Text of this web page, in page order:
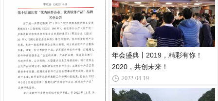
年会盛典丨2019，精彩有你！
2020，共创未来！
2022-04-19